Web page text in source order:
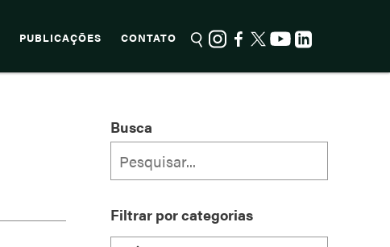
PUBLICAÇÕES CONTATO
Busca
Filtrar por categorias